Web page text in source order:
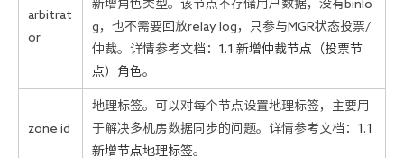
arbitrat
or
新增角色类型。该节点不存储用户数据，没有binlo
g，也不需要回放relay log，只参与MGR状态投票/
仲裁。详情参考文档： 1.1 新增仲裁节点（投票节
点）角色。
zone id
地理标签。可以对每个节点设置地理标签，主要用
于解决多机房数据同步的问题。详情参考文档： 1.1
新增节点地理标签。